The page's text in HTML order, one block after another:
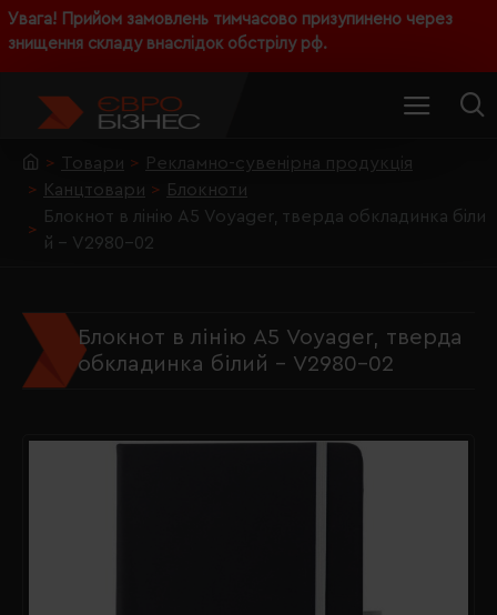
Увага! Прийом замовлень тимчасово призупинено через
знищення складу внаслідок обстрілу рф.
Товари
Рекламно-сувенірна продукція
Канцтовари
Блокноти
Блокнот в лінію А5 Voyager, тверда обкладинка біли
й - V2980-02
Блокнот в лінію А5 Voyager, тверда
обкладинка білий - V2980-02